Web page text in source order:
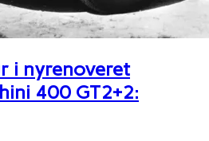
i nyrenoveret
400 GT2+2: